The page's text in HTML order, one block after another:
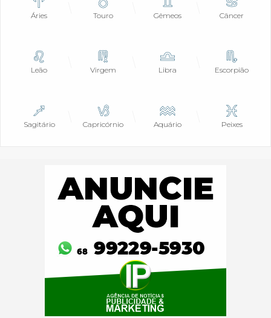
Áries Touro Gêmeos Câncer
Leão Virgem Libra Escorpião
Sagitário Capricórnio Aquário Peixes